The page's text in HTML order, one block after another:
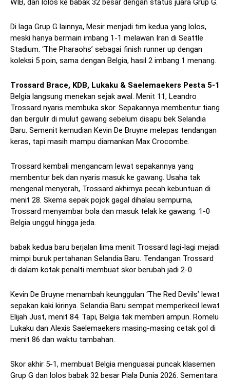
WIB, dan lolos ke babak 32 besar dengan status juara Grup G.
Di laga Grup G lainnya, Mesir menjadi tim kedua yang lolos,
meski hanya bermain imbang 1-1 melawan Iran di Seattle
Stadium. ‘The Pharaohs’ sebagai finish runner up dengan
koleksi 5 poin, sama dengan Belgia, hasil 2 imbang 1 menang.
Trossard Brace, KDB, Lukaku & Saelemaekers Pesta 5-1
Belgia langsung menekan sejak awal. Menit 11, Leandro
Trossard nyaris membuka skor. Sepakannya membentur tiang
dan bergulir di mulut gawang sebelum disapu bek Selandia
Baru. Semenit kemudian Kevin De Bruyne melepas tendangan
keras, tapi masih mampu diamankan Max Crocombe.
Trossard kembali mengancam lewat sepakannya yang
membentur bek dan nyaris masuk ke gawang. Usaha tak
mengenal menyerah, Trossard akhirnya pecah kebuntuan di
menit 28. Skema sepak pojok gagal dihalau sempurna,
Trossard menyambar bola dan masuk telak ke gawang. 1-0
Belgia unggul hingga jeda.
babak kedua baru berjalan lima menit Trossard lagi-lagi mejadi
mimpi buruk pertahanan Selandia Baru. Tendangan Trossard
di dalam kotak penalti membuat skor berubah jadi 2-0.
Kevin De Bruyne menambah keunggulan ‘The Red Devils’ lewat
sepakan kaki kirinya. Selandia Baru sempat memperkecil lewat
Elijah Just, menit 84. Tapi, Belgia tak memberi ampun. Romelu
Lukaku dan Alexis Saelemaekers masing-masing cetak gol di
menit 86 dan waktu tambahan.
Skor akhir 5-1, membuat Belgia menguasai puncak klasemen
Grup G dan lolos babak 32 besar Piala Dunia 2026. Sementara